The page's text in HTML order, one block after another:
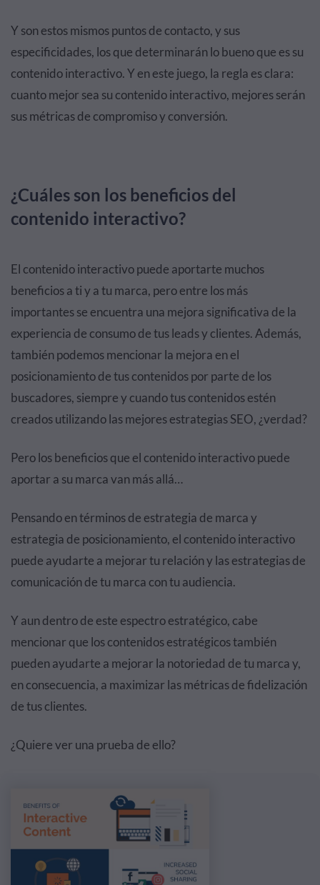
Y son estos mismos puntos de contacto, y sus
especificidades, los que determinarán lo bueno que es su
contenido interactivo. Y en este juego, la regla es clara:
cuanto mejor sea su contenido interactivo, mejores serán
sus métricas de compromiso y conversión.
¿Cuáles son los beneficios del
contenido interactivo?
El contenido interactivo puede aportarte muchos
beneficios a ti y a tu marca, pero entre los más
importantes se encuentra una mejora significativa de la
experiencia de consumo de tus leads y clientes. Además,
también podemos mencionar la mejora en el
posicionamiento de tus contenidos por parte de los
buscadores, siempre y cuando tus contenidos estén
creados utilizando las mejores estrategias SEO, ¿verdad?
Pero los beneficios que el contenido interactivo puede
aportar a su marca van más allá…
Pensando en términos de estrategia de marca y
estrategia de posicionamiento, el contenido interactivo
puede ayudarte a mejorar tu relación y las estrategias de
comunicación de tu marca con tu audiencia.
Y aun dentro de este espectro estratégico, cabe
mencionar que los contenidos estratégicos también
pueden ayudarte a mejorar la notoriedad de tu marca y,
en consecuencia, a maximizar las métricas de fidelización
de tus clientes.
¿Quiere ver una prueba de ello?